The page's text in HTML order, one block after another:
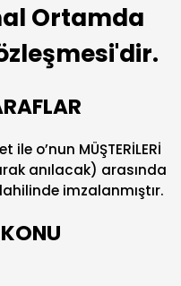
Ortamda
o’nun MÜŞTERİLERİ
anılacak) arasında
imzalanmıştır.